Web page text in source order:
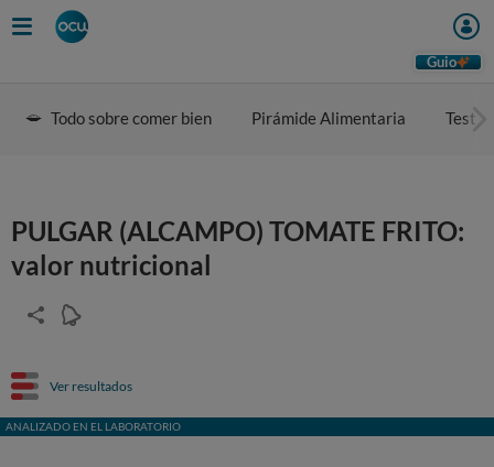
Guio
Todo sobre comer bien Pirámide Alimentaria Test
PULGAR (ALCAMPO) TOMATE FRITO:
valor nutricional
Ver resultados
ANALIZADO EN EL LABORATORIO